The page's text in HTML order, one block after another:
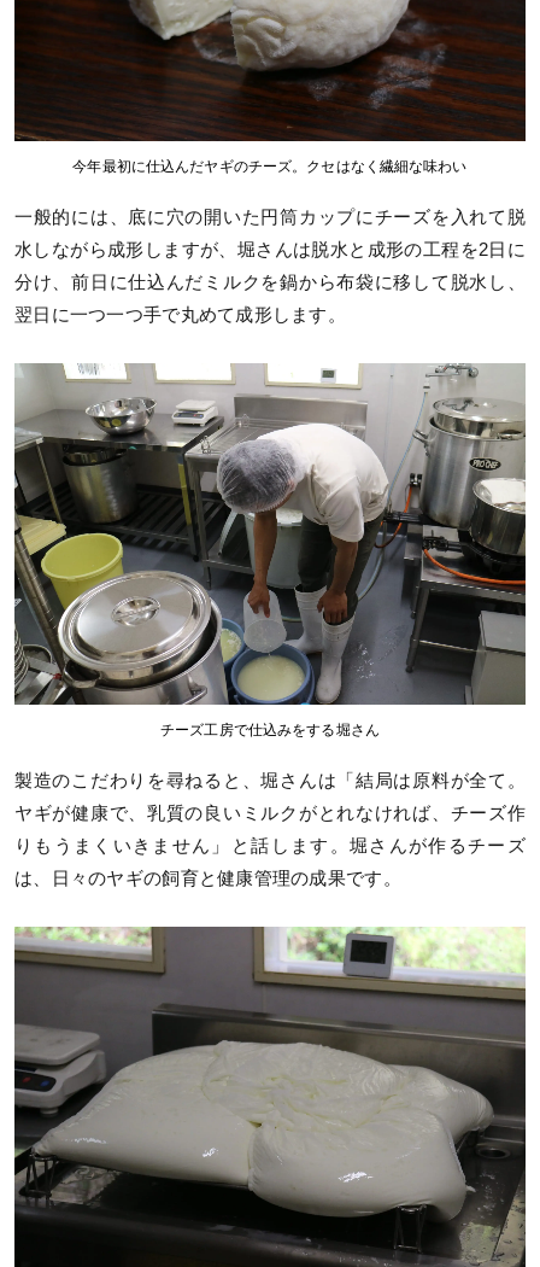
今年最初に仕込んだヤギのチーズ。クセはなく繊細な味わい
一般的には、底に穴の開いた円筒カップにチーズを入れて脱
水しながら成形しますが、堀さんは脱水と成形の工程を2日に
分け、前日に仕込んだミルクを鍋から布袋に移して脱水し、
翌日に一つ一つ手で丸めて成形します。
チーズ工房で仕込みをする堀さん
製造のこだわりを尋ねると、堀さんは「結局は原料が全て。
ヤギが健康で、乳質の良いミルクがとれなければ、チーズ作
りもうまくいきません」と話します。堀さんが作るチーズ
は、日々のヤギの飼育と健康管理の成果です。